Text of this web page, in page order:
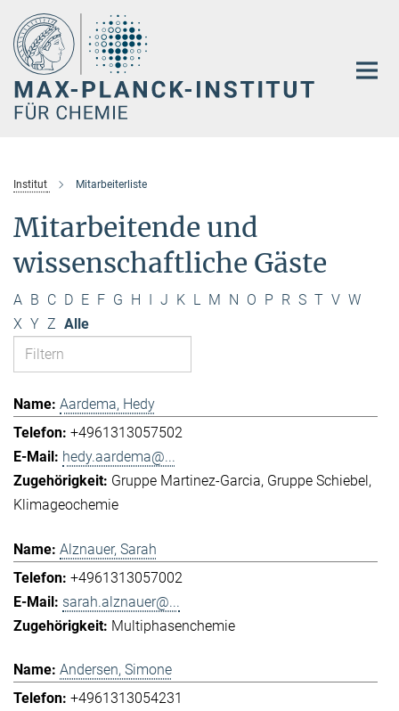
Hauptinhalt
Institut Mitarbeiterliste
Mitarbeitende und
wissenschaftliche Gäste
A B C D E F G H I J K L M N O P R S T V W
X Y Z Alle
Aardema, Hedy
+4961313057502
hedy.aardema@...
Gruppe Martinez-Garcia Gruppe Schiebel
Klimageochemie
Alznauer, Sarah
+4961313057002
sarah.alznauer@...
Multiphasenchemie
Andersen, Simone
+4961313054231